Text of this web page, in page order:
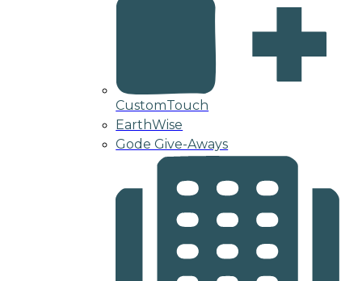
CustomTouch
EarthWise
Gode Give-Aways